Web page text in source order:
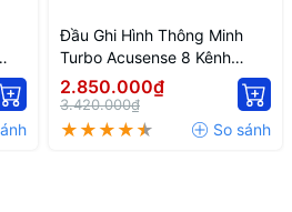
Đầu Ghi Hình Thông Minh
Turbo Acusense 8 Kênh
Hikvision IDS-7208HQHI-
M1/FA
2.850.000₫
3.420.000₫